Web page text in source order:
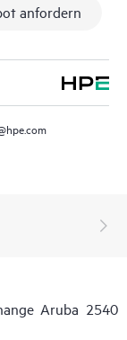
anfordern
Aruba 2540